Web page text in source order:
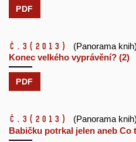
PDF
č.3 (2013)
(Panorama knih)
Konec velkého vyprávění? (2)
PDF
č.3 (2013)
(Panorama knih)
Babičku potrkal jelen aneb Co